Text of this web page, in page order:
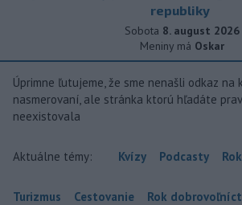
republiky
Sobota 8. august 2026
Meniny má Oskar
Úprimne ľutujeme, že sme nenašli odkaz na
nasmerovaní, ale stránka ktorú hľadáte
neexistovala
Aktuálne témy: Kvízy Podcasty
Turizmus Cestovanie Rok